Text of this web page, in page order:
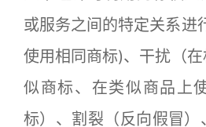
或服务之间的特定关系进
使用相同商标)、干扰（
似商标、在类似商品上
标）、割裂（反向假冒）